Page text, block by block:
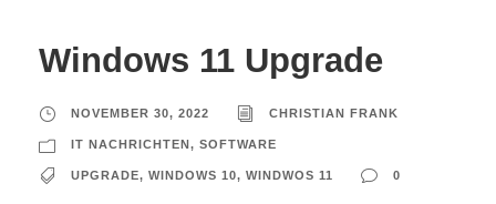
Windows 11 Upgrade
NOVEMBER 30, 2022 CHRISTIAN FRANK
IT NACHRICHTEN, SOFTWARE
UPGRADE, WINDOWS 10, WINDWOS 11 0